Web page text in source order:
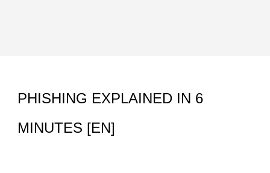
PHISHING EXPLAINED IN 6
MINUTES [EN]